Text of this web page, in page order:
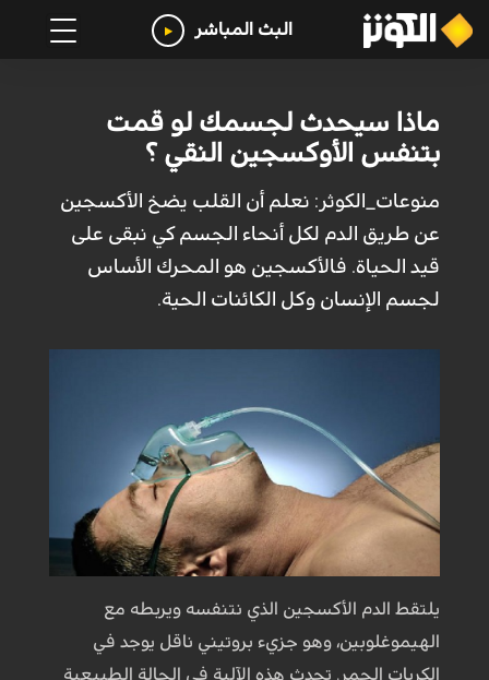
البث المباشر
ماذا سيحدث لجسمك لو قمت
بتنفس الأوكسجين النقي ؟
منوعات_الكوثر: نعلم أن القلب يضخ الأكسجين
عن طريق الدم لكل أنحاء الجسم كي نبقى على
قيد الحياة. فالأكسجين هو المحرك الأساس
لجسم الإنسان وكل الكائنات الحية.
يلتقط الدم الأكسجين الذي نتنفسه ويربطه مع
الهيموغلوبين، وهو جزيء بروتيني ناقل يوجد في
الكريات الحمر. تحدث هذه الآلية في الحالة الطبيعية